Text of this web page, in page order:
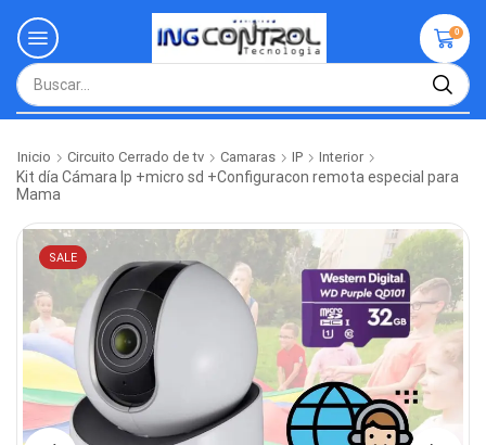
0
Inicio Circuito Cerrado de tv Camaras IP Interior
Kit día Cámara Ip +micro sd +Configuracon remota especial para
Mama
SALE